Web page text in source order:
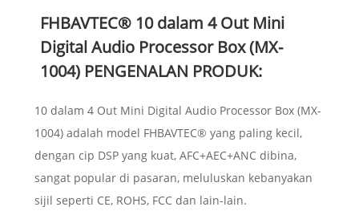
FHBAVTEC® 10 dalam 4 Out Mini
Digital Audio Processor Box (MX-
1004) PENGENALAN PRODUK:
10 dalam 4 Out Mini Digital Audio Processor Box (MX-
1004) adalah model FHBAVTEC® yang paling kecil,
dengan cip DSP yang kuat, AFC+AEC+ANC dibina,
sangat popular di pasaran, meluluskan kebanyakan
sijil seperti CE, ROHS, FCC dan lain-lain.